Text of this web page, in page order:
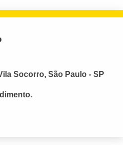
Socorro, São Paulo - SP